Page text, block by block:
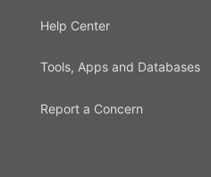
Help Center
Tools, Apps and Databases
Report a Concern